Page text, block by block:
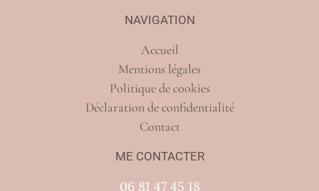
NAVIGATION
Accueil
Mentions légales
Politique de cookies
Déclaration de confidentialité
Contact
ME CONTACTER
06 81 47 45 18